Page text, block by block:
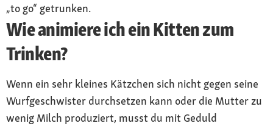
„to go“ getrunken.
Wie animiere ich ein Kitten zum
Trinken?
Wenn ein sehr kleines Kätzchen sich nicht gegen seine
Wurfgeschwister durchsetzen kann oder die Mutter zu
wenig Milch produziert, musst du mit Geduld